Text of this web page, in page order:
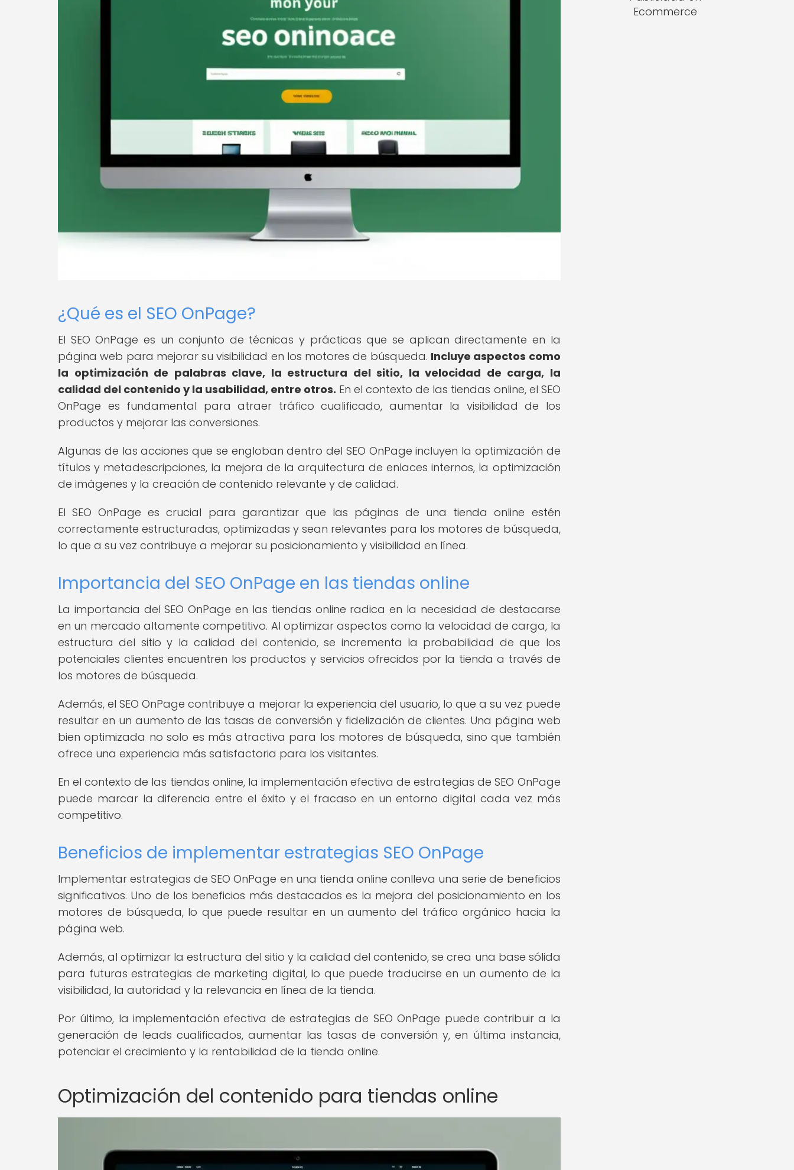
¿Qué es el SEO OnPage?
El SEO OnPage es un conjunto de técnicas y prácticas que se aplican directamente en la
página web para mejorar su visibilidad en los motores de búsqueda. Incluye aspectos como
la optimización de palabras clave, la estructura del sitio, la velocidad de carga, la
calidad del contenido y la usabilidad, entre otros. En el contexto de las tiendas online, el SEO
OnPage es fundamental para atraer tráfico cualificado, aumentar la visibilidad de los
productos y mejorar las conversiones.
Algunas de las acciones que se engloban dentro del SEO OnPage incluyen la optimización de
títulos y metadescripciones, la mejora de la arquitectura de enlaces internos, la optimización
de imágenes y la creación de contenido relevante y de calidad.
El SEO OnPage es crucial para garantizar que las páginas de una tienda online estén
correctamente estructuradas, optimizadas y sean relevantes para los motores de búsqueda,
lo que a su vez contribuye a mejorar su posicionamiento y visibilidad en línea.
Importancia del SEO OnPage en las tiendas online
La importancia del SEO OnPage en las tiendas online radica en la necesidad de destacarse
en un mercado altamente competitivo. Al optimizar aspectos como la velocidad de carga, la
estructura del sitio y la calidad del contenido, se incrementa la probabilidad de que los
potenciales clientes encuentren los productos y servicios ofrecidos por la tienda a través de
los motores de búsqueda.
Además, el SEO OnPage contribuye a mejorar la experiencia del usuario, lo que a su vez puede
resultar en un aumento de las tasas de conversión y fidelización de clientes. Una página web
bien optimizada no solo es más atractiva para los motores de búsqueda, sino que también
ofrece una experiencia más satisfactoria para los visitantes.
En el contexto de las tiendas online, la implementación efectiva de estrategias de SEO OnPage
puede marcar la diferencia entre el éxito y el fracaso en un entorno digital cada vez más
competitivo.
Beneficios de implementar estrategias SEO OnPage
Implementar estrategias de SEO OnPage en una tienda online conlleva una serie de beneficios
significativos. Uno de los beneficios más destacados es la mejora del posicionamiento en los
motores de búsqueda, lo que puede resultar en un aumento del tráfico orgánico hacia la
página web.
Además, al optimizar la estructura del sitio y la calidad del contenido, se crea una base sólida
para futuras estrategias de marketing digital, lo que puede traducirse en un aumento de la
visibilidad, la autoridad y la relevancia en línea de la tienda.
Por último, la implementación efectiva de estrategias de SEO OnPage puede contribuir a la
generación de leads cualificados, aumentar las tasas de conversión y, en última instancia,
potenciar el crecimiento y la rentabilidad de la tienda online.
Optimización del contenido para tiendas online
Ecommerce